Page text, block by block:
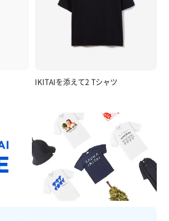
IKITAIを添えて2 Tシャツ